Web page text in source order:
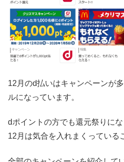
12月のd払いはキャンペーンが
ルになっています。
dポイントの方でも還元祭りに
12月は気合を入れまくっている